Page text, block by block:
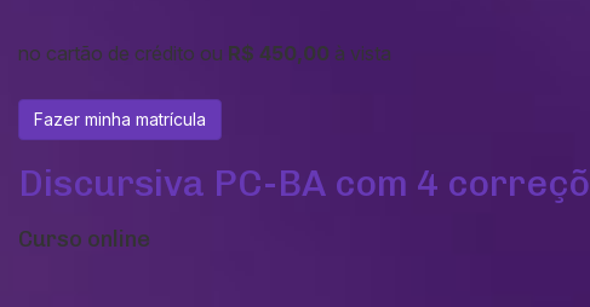
no cartão de crédito ou R$ 450,00 à vista
Fazer minha matrícula
Discursiva PC-BA com 4
Curso online